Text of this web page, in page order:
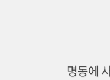
명동에